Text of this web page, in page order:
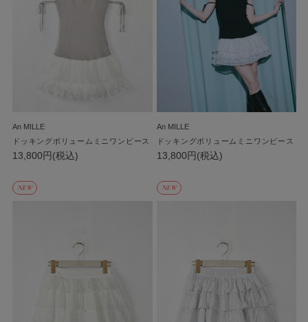
An MILLE
ドッキングボリュームミニワンピース
13,800円(税込)
An MILLE
ドッキングボリュームミニワンピース
13,800円(税込)
NEW NEW